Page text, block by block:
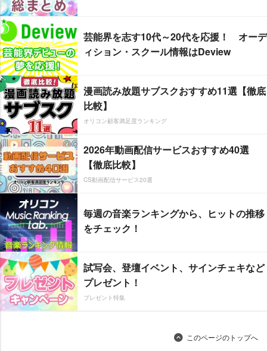
芸能界を志す10代～20代を応援！ オーデ
ィション・スクール情報はDeview
漫画読み放題サブスクおすすめ11選【徹底
比較】
オリコン顧客満足度ランキング
2026年動画配信サービスおすすめ40選
【徹底比較】
CS動画配信サービス20選
毎週の音楽ランキングから、ヒットの推移
をチェック！
試写会、登壇イベント、サインチェキなど
プレゼント！
プレゼント特集
このページのトップへ